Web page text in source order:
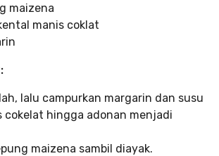
maizena
manis coklat
lalu campurkan margarin dan susu
cokelat hingga adonan menjadi
maizena sambil diayak.